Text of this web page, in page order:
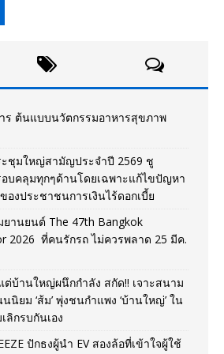
ร ต้นแบบนวัตกรรมอาหารสุขภาพ
ชุมใหญ่สามัญประจำปี 2569 ชู
บคลุมทุกๆด้านโดยเฉพาะแก้ไขปัญหา
งประชาชนการเงินไร้ดอกเบี้ย
ยานยนต์ The 47th Bangkok
2026 ที่คนรักรถ ไม่ควรพลาด 25 มีค.
บ้านใหญ่ผนึกกำลัง สกัด!! เจาะสนาม
นิยม ‘ส้ม’ พุ่งชนกำแพง ‘บ้านใหญ่’ ใน
ลิกรบกันเอง
ปักธงผู้นำ EV สองล้อที่เข้าใจผู้ใช้